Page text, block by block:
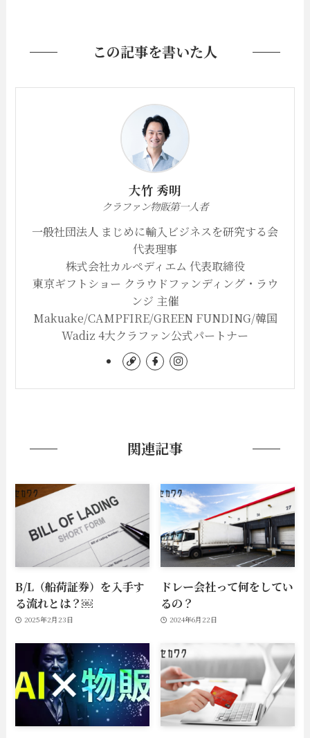
この記事を書いた人
大竹 秀明
クラファン物販第一人者
一般社団法人 まじめに輸入ビジネスを研究する会
代表理事
株式会社カルペディエム 代表取締役
東京ギフトショー クラウドファンディング・ラウ
ンジ 主催
Makuake/CAMPFIRE/GREEN FUNDING/韓国
Wadiz 4大クラファン公式パートナー
関連記事
B/L（船荷証券）を入手す
る流れとは？￼
2025年2月23日
ドレー会社って何をしてい
るの？
2024年6月22日